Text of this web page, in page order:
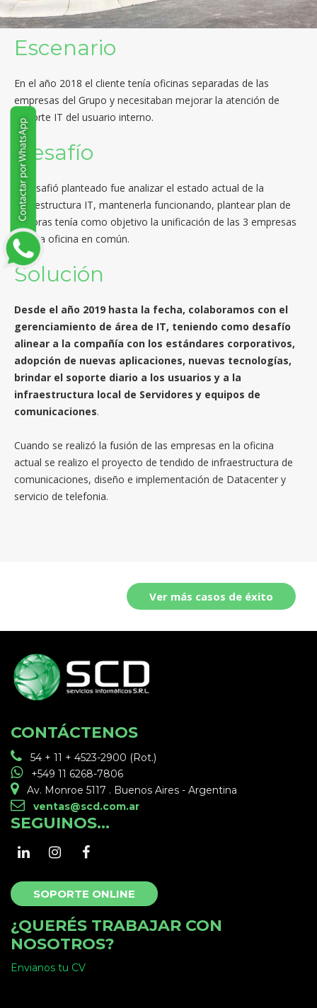
Escenario
En el año 2018 el cliente tenía oficinas separadas de las
empresas del Grupo y necesitaban mejorar la atención de
Soporte IT del usuario interno.
Desafío
El desafió planteado fue analizar el estado actual de la
infraestructura IT, mantenerla funcionando, plantear plan de
mejoras tenía como objetivo la unificación de las 3 empresas
en una oficina en común.
Solución
Desde el año 2019 hasta la fecha, colaboramos con el
gerenciamiento de área de IT, teniendo como desafío
alinear a la compañía con los estándares corporativos,
adopción de nuevas aplicaciones, nuevas tecnologías,
brindar el soporte diario a los usuarios y a la
infraestructura local de Servidores y equipos de
comunicaciones.
Cuando se realizó la fusión de las empresas en la oficina
actual se realizo el proyecto de tendido de infraestructura de
comunicaciones, diseño e implementación de Datacenter y
servicio de telefonia.
Ver más casos de éxito
CONTÁCTENOS
54 + 11 + 4523-2900 (Rot.)
+549 11 6268-7806
Av. Monroe 5117 . Buenos Aires - Argentina
ventas@scd.com.ar
SEGUINOS...
SOPORTE ONLINE
¿QUERÉS TRABAJAR CON
NOSOTROS?
Envianos tu CV